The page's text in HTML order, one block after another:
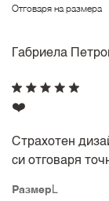
Отговаря на размера
Габриела
Размер L
❤️
Страхотен
си отговаря